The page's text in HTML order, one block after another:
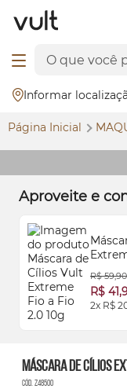
Informar
Página Inicial
Aproveite e
10g
R$ 59,90
R$
2x R$
Máscara de Cílios
Cód. Z48500